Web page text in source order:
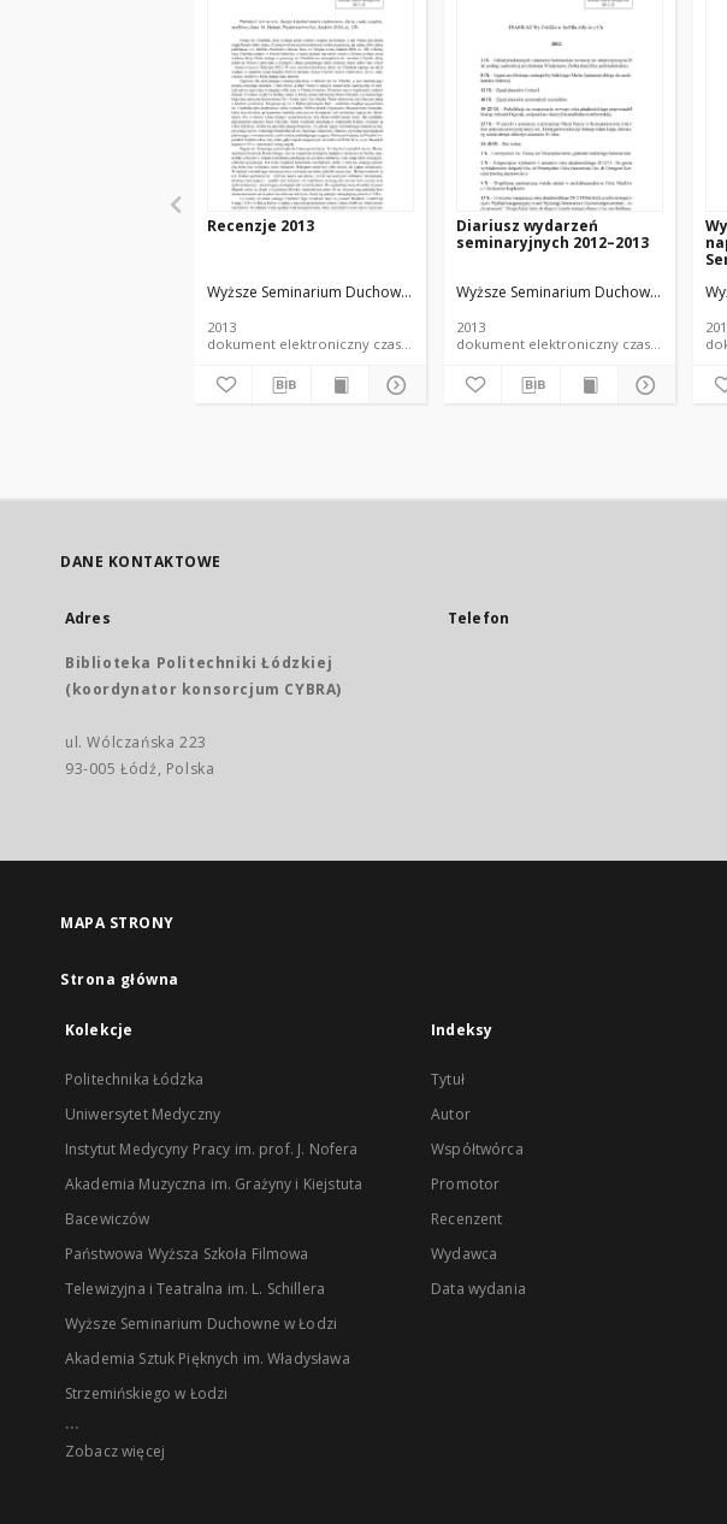
Recenzje 2013
Wyższe Seminarium Duchowne w Łodzi
2013
dokument elektroniczny czasopismo
Diariusz wydarzeń
seminaryjnych 2012–2013
Wyższe Seminarium Duchowne w Łodzi
2013
dokument elektroniczny czasopismo
DANE KONTAKTOWE
Adres
Biblioteka Politechniki Łódzkiej
(koordynator konsorcjum CYBRA)
ul. Wólczańska 223
93-005 Łódź, Polska
Telefon
MAPA STRONY
Strona główna
Kolekcje
Politechnika Łódzka
Uniwersytet Medyczny
Instytut Medycyny Pracy im. prof. J. Nofera
Akademia Muzyczna im. Grażyny i Kiejstuta
Bacewiczów
Państwowa Wyższa Szkoła Filmowa
Telewizyjna i Teatralna im. L. Schillera
Wyższe Seminarium Duchowne w Łodzi
Akademia Sztuk Pięknych im. Władysława
Strzemińskiego w Łodzi
...
Zobacz więcej
Indeksy
Tytuł
Autor
Współtwórca
Promotor
Recenzent
Wydawca
Data wydania